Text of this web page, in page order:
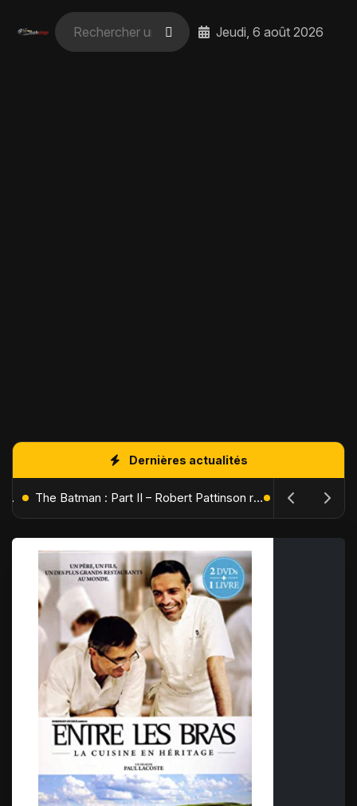
Jeudi, 6 août 2026
Dernières actualités
L'Âge de Glace : Le Réveil du Volcan – Manny, Sid et Diego de retour pour une aventure explosive The Batman : Part II – Robert Pattinson replonge dans les ténèbres de Gotham dès octobre 2027